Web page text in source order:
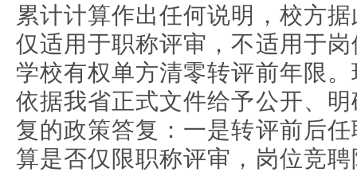
累计计算作出任何说明，校方
仅适用于职称评审，不适用于
学校有权单方清零转评前年限
依据我省正式文件给予公开、
复的政策答复：一是转评前后
算是否仅限职称评审，岗位竞